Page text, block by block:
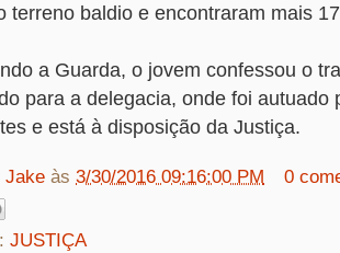
terreno baldio e encontraram mais
a Guarda, o jovem confessou o
para a delegacia, onde foi autuado
e está à disposição da Justiça.
Jake às 3/30/2016 09:16:00 PM 0
JUSTIÇA